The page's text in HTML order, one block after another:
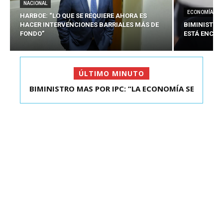
NACIONAL
HARBOE: “LO QUE SE REQUIERE AHORA ES
HACER INTERVENCIONES BARRIALES MÁS DE
FONDO”
ECONOMÍA
BIMINISTRO
ESTÁ
ÚLTIMO MINUTO
KAST SE REUNIÓ CON EL PRESIDENTE ELECTO DE
BIMINISTRO MAS POR IPC: “LA ECONOMÍA SE